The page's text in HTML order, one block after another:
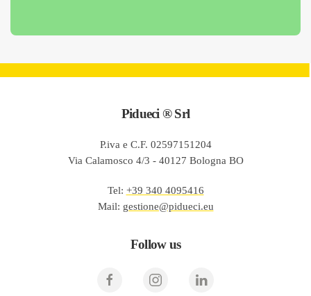
Pidueci ® Srl
P.iva e C.F. 02597151204
Via Calamosco 4/3 - 40127 Bologna BO
Tel: +39 340 4095416
Mail: gestione@pidueci.eu
Follow us